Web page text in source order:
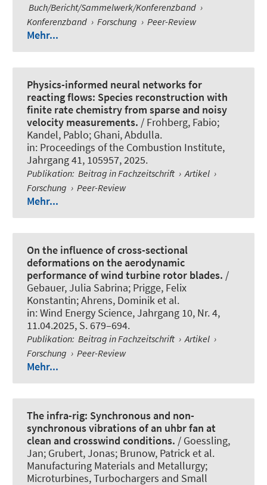
Buch/Bericht/Sammelwerk/Konferenzband ›
Konferenzband › Forschung › Peer-Review
Mehr...
Physics-informed neural networks for
reacting flows: Species reconstruction with
finite rate chemistry from sparse and noisy
velocity measurements. / Frohberg, Fabio;
Kandel, Pablo; Ghani, Abdulla.
in: Proceedings of the Combustion Institute,
Jahrgang 41, 105957, 2025.
Publikation: Beitrag in Fachzeitschrift › Artikel ›
Forschung › Peer-Review
Mehr...
On the influence of cross-sectional
deformations on the aerodynamic
performance of wind turbine rotor blades. /
Gebauer, Julia Sabrina; Prigge, Felix
Konstantin; Ahrens, Dominik et al.
in:Wind Energy Science, Jahrgang 10, Nr. 4,
11.04.2025, S. 679–694.
Publikation: Beitrag in Fachzeitschrift › Artikel ›
Forschung › Peer-Review
Mehr...
The infra-rig: Synchronous and non-
synchronous vibrations of an uhbr fan at
clean and crosswind conditions. / Goessling,
Jan; Grubert, Jonas; Brunow, Patrick et al.
Manufacturing Materials and Metallurgy;
Microturbines, Turbochargers and Small